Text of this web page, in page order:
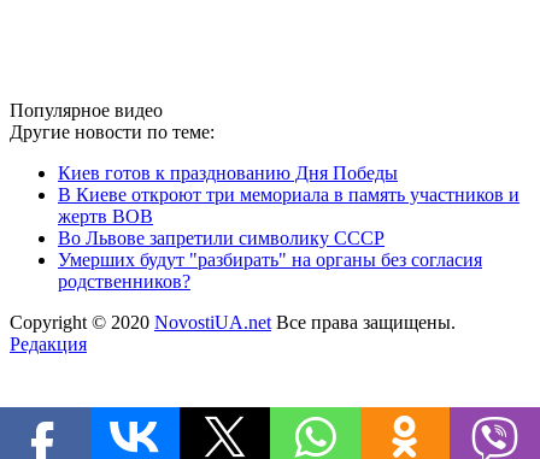
Популярное видео
Другие новости по теме:
Киев готов к празднованию Дня Победы
В Киеве откроют три мемориала в память участников и
жертв ВОВ
Во Львове запретили символику СССР
Умерших будут "разбирать" на органы без согласия
родственников?
Copyright © 2020 NovostiUA.net Все права защищены.
Редакция